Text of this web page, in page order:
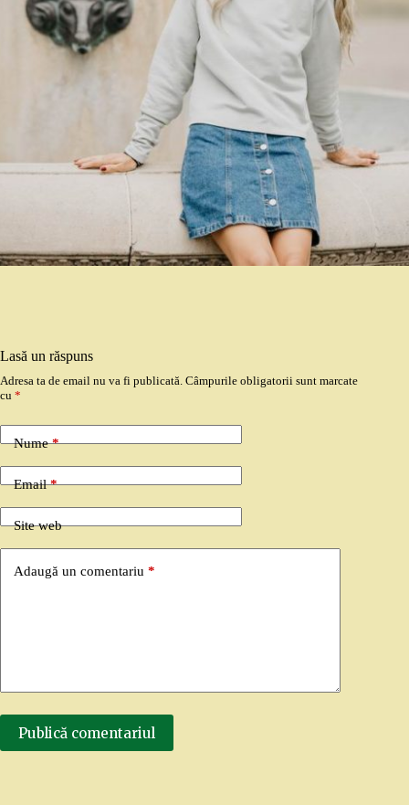
Lasă un răspuns
Adresa ta de email nu va fi publicată. Câmpurile obligatorii sunt marcate
cu *
Nume*
Email*
Site web
Adaugă un comentariu *
Publică comentariul